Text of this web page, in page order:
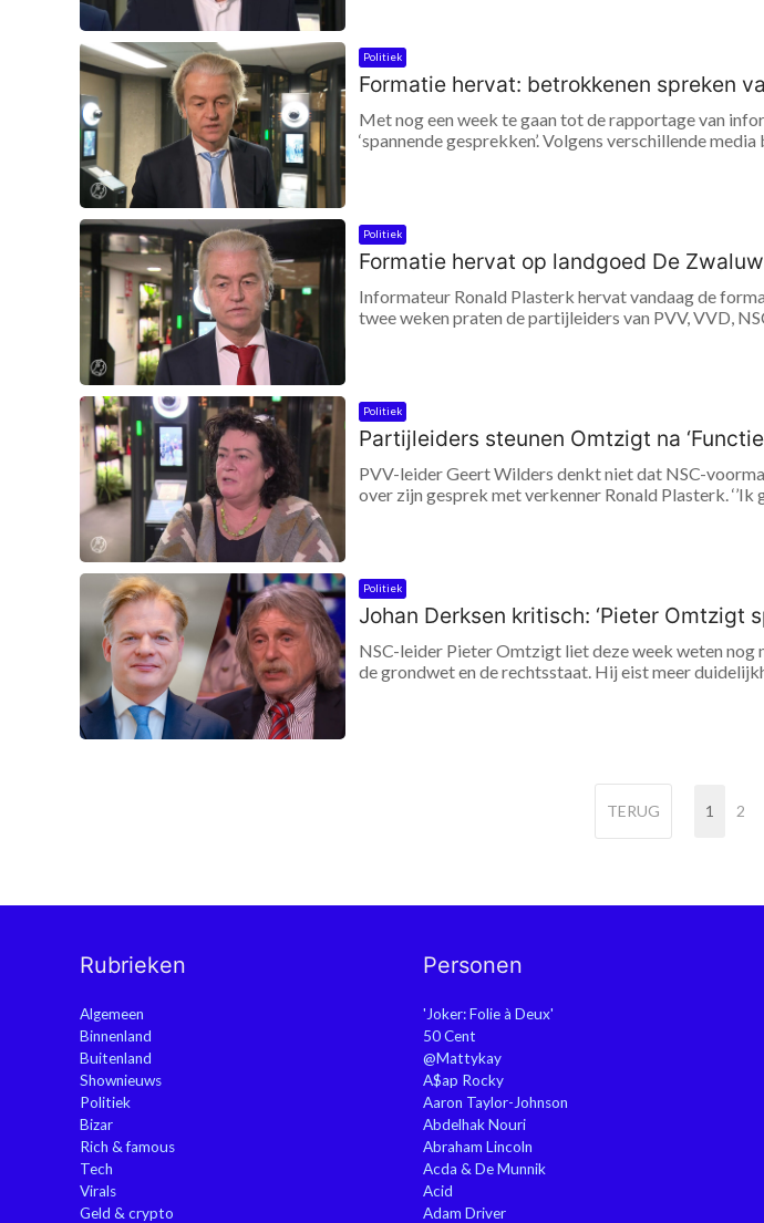
Politiek
Formatie hervat: betrokkenen spreken
Met nog een week te gaan tot de rapportage van
‘spannende gesprekken’. Volgens verschillende
Politiek
Formatie hervat op landgoed De
Informateur Ronald Plasterk hervat vandaag de
twee weken praten de partijleiders van PVV, VVD,
Politiek
Partijleiders steunen Omtzigt na
PVV-leider Geert Wilders denkt niet dat NSC-
over zijn gesprek met verkenner Ronald Plasterk.
Politiek
Johan Derksen kritisch: ‘Pieter Omtzigt
NSC-leider Pieter Omtzigt liet deze week weten nog
de grondwet en de rechtsstaat. Hij eist meer
TERUG 1 2
Rubrieken
Algemeen
Binnenland
Buitenland
Shownieuws
Politiek
Bizar
Rich & famous
Tech
Virals
Geld & crypto
Personen
'Joker: Folie à Deux'
50 Cent
@Mattykay
A$ap Rocky
Aaron Taylor-Johnson
Abdelhak Nouri
Abraham Lincoln
Acda & De Munnik
Acid
Adam Driver